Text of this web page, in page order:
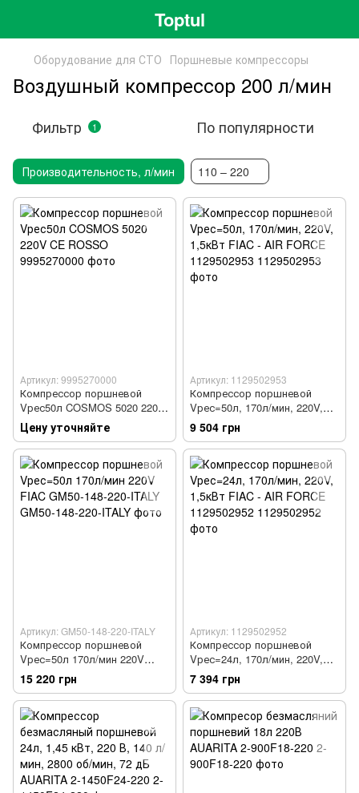
Toptul
Оборудование для СТО Поршневые компрессоры
Воздушный компрессор 200 л/мин
Фильтр 1 По популярности
Производительность, л/мин 110 – 220
Артикул: 9995270000
Компрессор поршневой
Vрес50л COSMOS 5020 220V
CE ROSSO
Цену уточняйте
Артикул: 1129502953
Компрессор поршневой
Vрес=50л, 170л/мин, 220V,
1,5кВт FIAC - AIR FORCE
1129502953
9 504 грн
Артикул: GM50-148-220-ITALY
Компрессор поршневой
Vрес=50л 170л/мин 220V
FIAC GM50-148-220-ITALY
15 220 грн
Артикул: 1129502952
Компрессор поршневой
Vрес=24л, 170л/мин, 220V,
1,5кВт FIAC - AIR FORCE
1129502952
7 394 грн